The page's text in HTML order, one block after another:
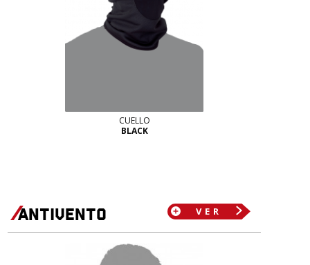
CUELLO
BLACK
ANTIVENTO VER